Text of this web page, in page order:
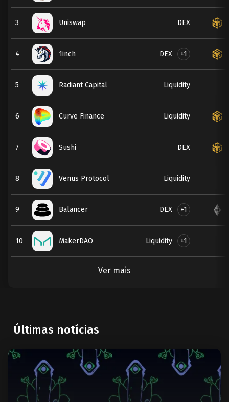
3 Uniswap DEX
4 1inch DEX +1
5 Radiant Capital Liquidity
6 Curve Finance Liquidity
7 Sushi DEX
8 Venus Protocol Liquidity
9 Balancer DEX +1
10 MakerDAO Liquidity +1
Ver mais
Últimas notícias